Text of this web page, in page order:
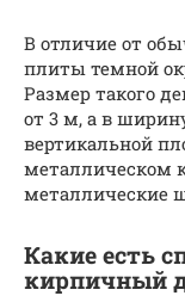
В отличие от
плиты темной
Размер такого
от 3 м, а в
вертикальной
металлическом
металлические
Какие есть
кирпичный